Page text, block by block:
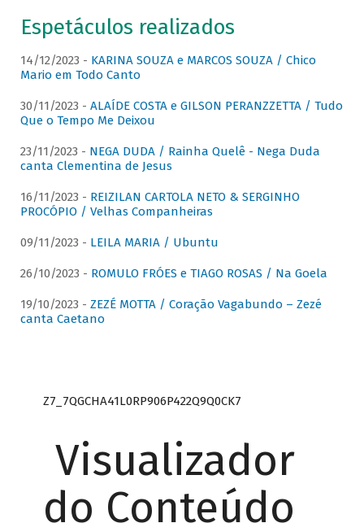
Espetáculos realizados
14/12/2023 - KARINA SOUZA e MARCOS SOUZA / Chico
Mario em Todo Canto
30/11/2023 - ALAÍDE COSTA e GILSON PERANZZETTA / Tudo
Que o Tempo Me Deixou
23/11/2023 - NEGA DUDA / Rainha Quelê - Nega Duda
canta Clementina de Jesus
16/11/2023 - REIZILAN CARTOLA NETO & SERGINHO
PROCÓPIO / Velhas Companheiras
09/11/2023 - LEILA MARIA / Ubuntu
26/10/2023 - ROMULO FRÓES e TIAGO ROSAS / Na Goela
19/10/2023 - ZEZÉ MOTTA / Coração Vagabundo – Zezé
canta Caetano
Z7_7QGCHA41L0RP906P422Q9Q0CK7
Visualizador
do Conteúdo